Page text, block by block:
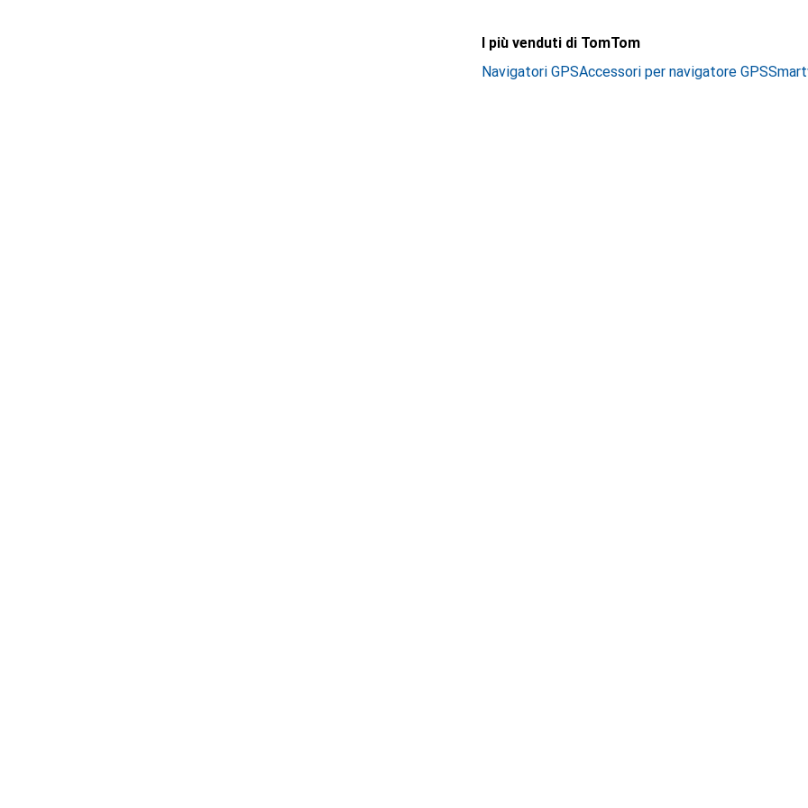
I più venduti di TomTom
Navigatori GPSAccessori per navigatore GPS